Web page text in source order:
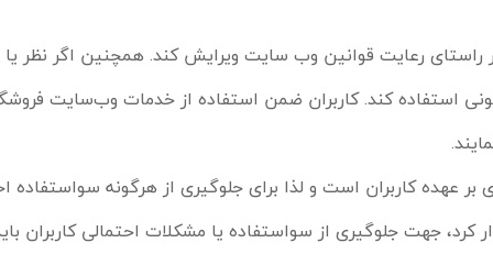
راستای رعایت قوانین وب سایت ویرایش کند. همچنین اگر نظر
استفاده کند. کاربران ضمن استفاده از خدمات وبسایت
.
بر عهده کاربران است و لذا برای جلوگیری از هرگونه
کرد، جهت جلوگیری از سواستفاده یا مشکلات احتمالی کاربران